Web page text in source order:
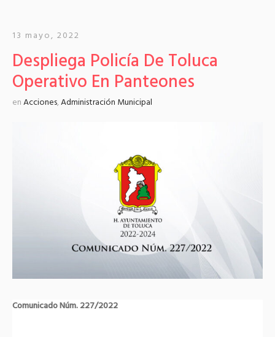
13 mayo, 2022
Despliega Policía De Toluca
Operativo En Panteones
enAcciones,Administración Municipal
Comunicado Núm. 227/2022